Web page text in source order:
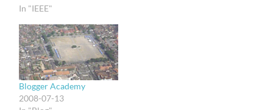
In "IEEE"
Blogger Academy
2008-07-13